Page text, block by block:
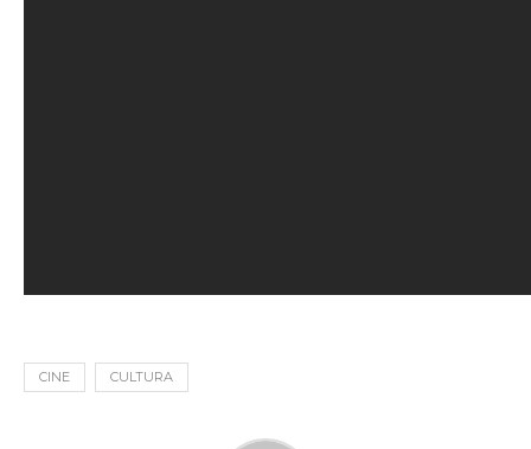
CINE CULTURA